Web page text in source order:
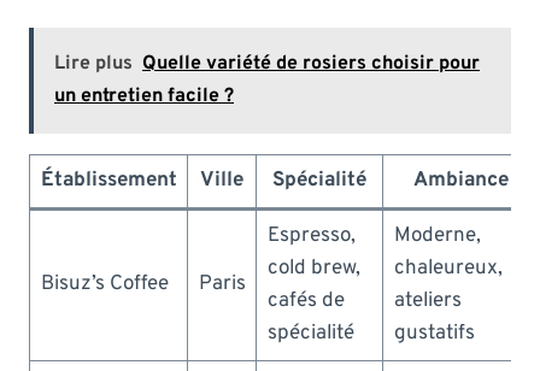
Lire plus Quelle variété de rosiers choisir pour
un entretien facile ?
Établissement Ville Spécialité Ambiance
Bisuz’s Coffee Paris
Espresso,
cold brew,
cafés de
spécialité
Moderne,
chaleureux,
ateliers
gustatifs